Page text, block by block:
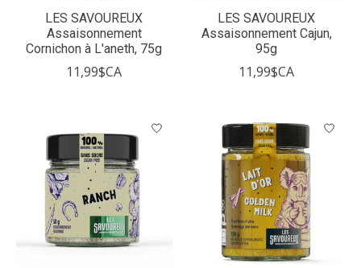
LES SAVOUREUX
Assaisonnement
Cornichon à L'aneth, 75g
11,99$CA
LES SAVOUREUX
Assaisonnement Cajun,
95g
11,99$CA